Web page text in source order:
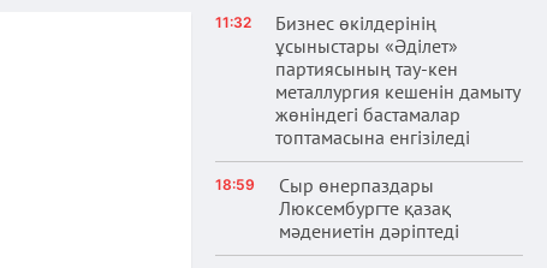
11:32
Бизнес өкілдерінің
ұсыныстары «Әділет»
партиясының тау-кен
металлургия кешенін дамыту
жөніндегі бастамалар
топтамасына енгізіледі
18:59
Сыр өнерпаздары
Люксембургте қазақ
мәдениетін дәріптеді